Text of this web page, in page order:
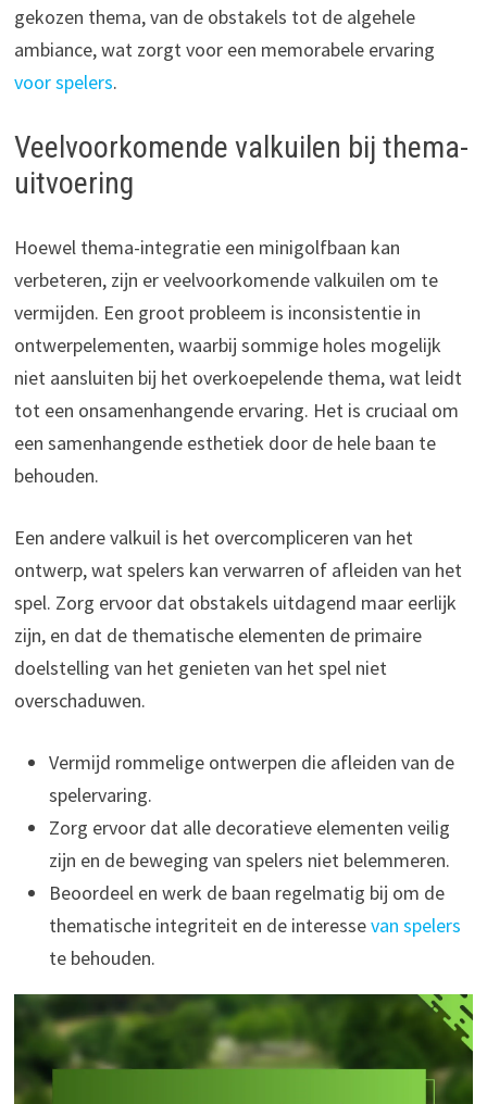
gekozen thema, van de obstakels tot de algehele
ambiance, wat zorgt voor een memorabele ervaring
voor spelers.
Veelvoorkomende valkuilen bij thema-
uitvoering
Hoewel thema-integratie een minigolfbaan kan
verbeteren, zijn er veelvoorkomende valkuilen om te
vermijden. Een groot probleem is inconsistentie in
ontwerpelementen, waarbij sommige holes mogelijk
niet aansluiten bij het overkoepelende thema, wat leidt
tot een onsamenhangende ervaring. Het is cruciaal om
een samenhangende esthetiek door de hele baan te
behouden.
Een andere valkuil is het overcompliceren van het
ontwerp, wat spelers kan verwarren of afleiden van het
spel. Zorg ervoor dat obstakels uitdagend maar eerlijk
zijn, en dat de thematische elementen de primaire
doelstelling van het genieten van het spel niet
overschaduwen.
Vermijd rommelige ontwerpen die afleiden van de
spelervaring.
Zorg ervoor dat alle decoratieve elementen veilig
zijn en de beweging van spelers niet belemmeren.
Beoordeel en werk de baan regelmatig bij om de
thematische integriteit en de interessevan spelers
te behouden.